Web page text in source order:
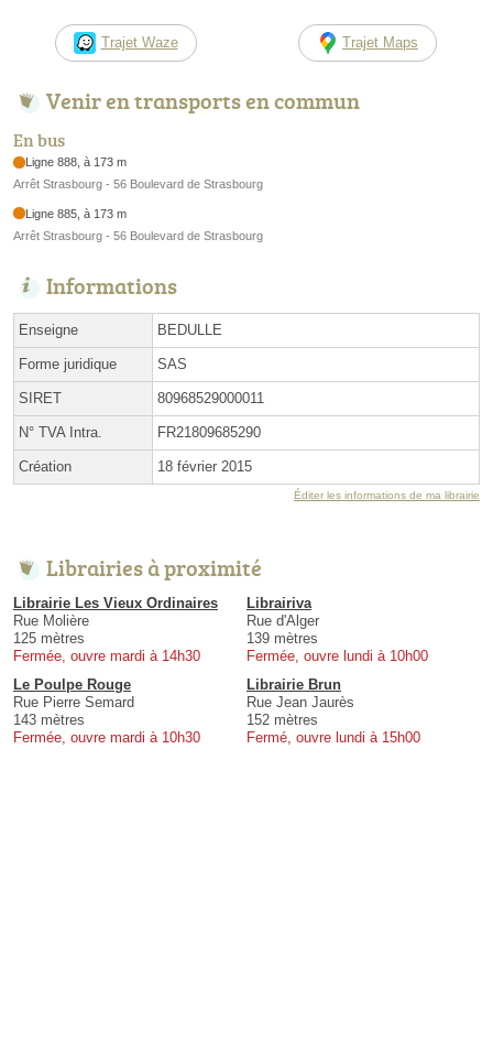
Trajet Waze Trajet Maps
Venir en transports en commun
En bus
Ligne 888, à 173 m
Arrêt Strasbourg - 56 Boulevard de Strasbourg
Ligne 885, à 173 m
Arrêt Strasbourg - 56 Boulevard de Strasbourg
Informations
Enseigne BEDULLE
Forme juridique SAS
SIRET 80968529000011
N° TVA Intra. FR21809685290
Création 18 février 2015
Éditer les informations de ma librairie
Librairies à proximité
Librairie Les Vieux Ordinaires
Rue Molière
125 mètres
Fermée, ouvre mardi à 14h30
Librairiva
Rue d'Alger
139 mètres
Fermée, ouvre lundi à 10h00
Le Poulpe Rouge
Rue Pierre Semard
143 mètres
Fermée, ouvre mardi à 10h30
Librairie Brun
Rue Jean Jaurès
152 mètres
Fermé, ouvre lundi à 15h00